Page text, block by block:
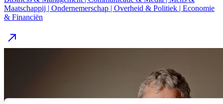
Maatschappij | Ondernemerschap | Overheid & Politiek | Economie
& Financiën